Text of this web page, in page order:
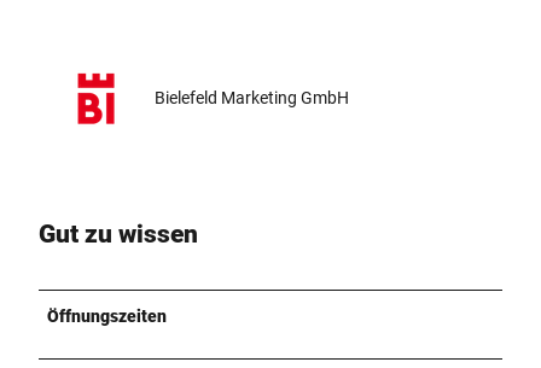
Bielefeld Marketing GmbH
Gut zu wissen
Öffnungszeiten